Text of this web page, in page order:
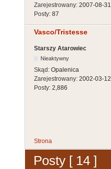
Zarejestrowany: 2007-08-31
Posty: 87
Vasco/Tristesse
Starszy Atarowiec
Nieaktywny
Skąd: Opalenica
Zarejestrowany: 2002-03-12
Posty: 2,886
Strona
Posty [ 14 ]